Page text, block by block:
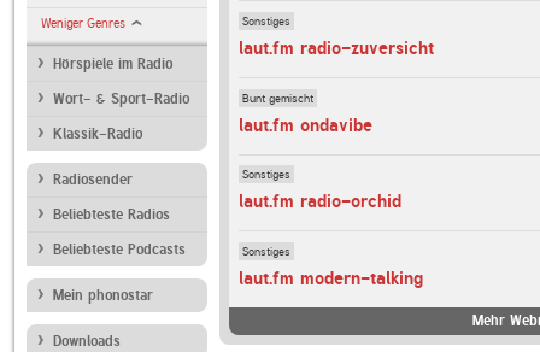
Weniger Genres
Hörspiele im Radio
Wort- & Sport-Radio
Klassik-Radio
Radiosender
Beliebteste Radios
Beliebteste Podcasts
Mein phonostar
Downloads
Sonstiges
laut.fm radio-zuversicht
Bunt gemischt
laut.fm ondavibe
Sonstiges
laut.fm radio-orchid
Sonstiges
laut.fm modern-talking
Mehr